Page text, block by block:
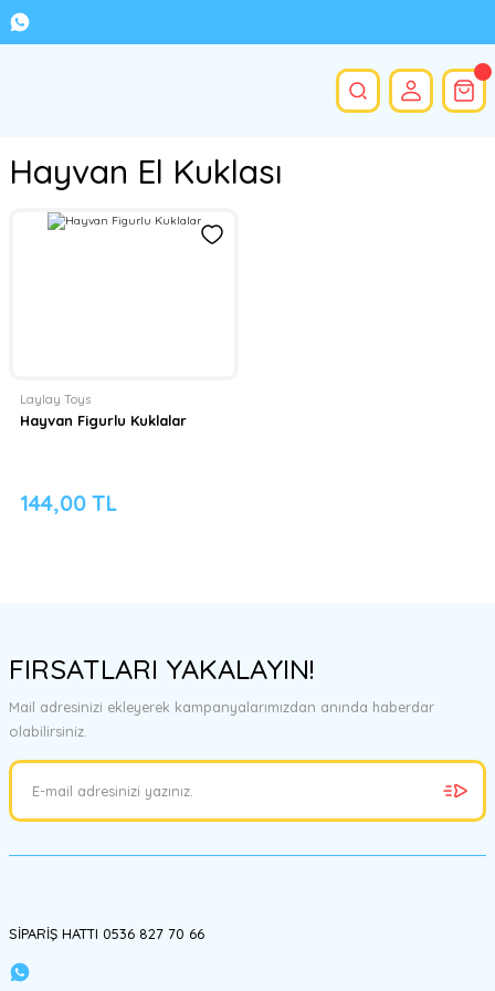
Hayvan El Kuklası
Laylay Toys
Hayvan Figurlu Kuklalar
144,00 TL
FIRSATLARI YAKALAYIN!
Mail adresinizi ekleyerek kampanyalarımızdan anında haberdar
olabilirsiniz.
SİPARİŞ HATTI 0536 827 70 66